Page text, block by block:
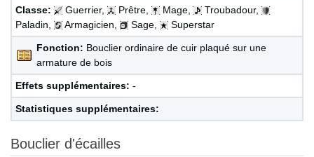
Classe:
Guerrier, Prêtre, Mage,
Troubadour,
Paladin,
Armagicien, Sage, Superstar
Fonction: Bouclier ordinaire de cuir plaqué sur une
armature de bois
Effets supplémentaires: -
Statistiques supplémentaires:
Bouclier d'écailles